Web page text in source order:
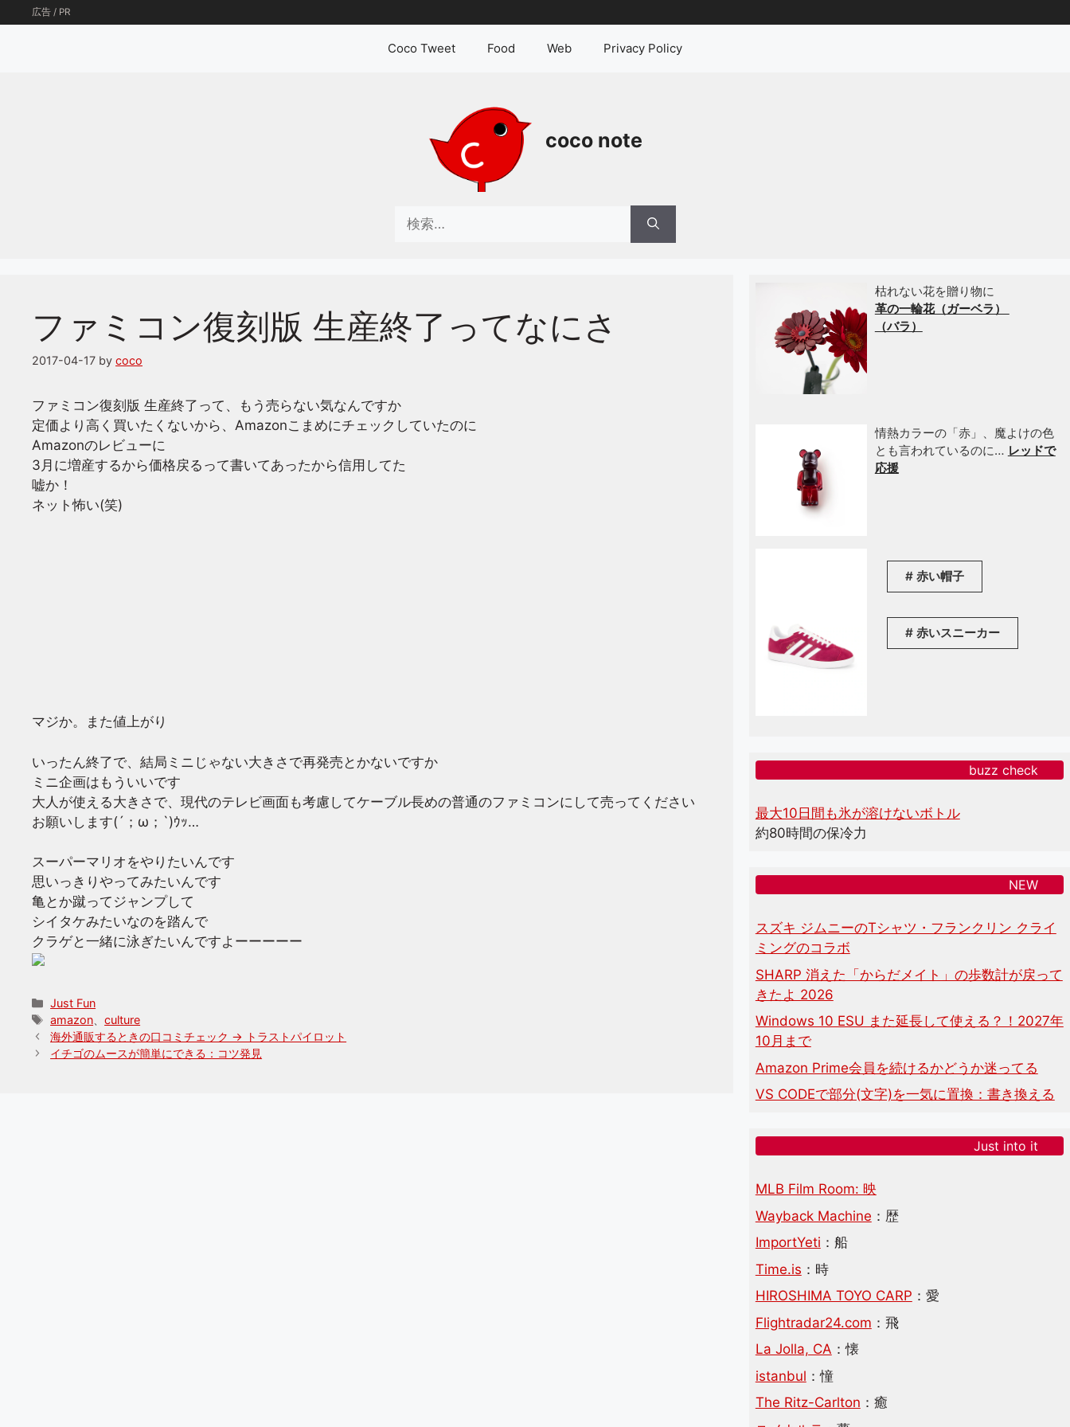
ン
広告 / PR
Coco Tweet Food Web Privacy Policy
coco note
索:
ファミコン復刻版 生産終了ってなにさ
2017-04-17 by coco
ファミコン復刻版 生産終了って、もう売らない気なんですか
定価より高く買いたくないから、Amazonこまめにチェックしていたのに
Amazonのレビューに
3月に増産するから価格戻るって書いてあったから信用してた
嘘か！
ネット怖い(笑)
マジか。また値上がり
いったん終了で、結局ミニじゃない大きさで再発売とかないですか
ミニ企画はもういいです
大人が使える大きさで、現代のテレビ画面も考慮してケーブル長めの普通のファミコンにして売ってください
お願いします(´；ω；`)ｳｯ…
スーパーマリオをやりたいんです
思いっきりやってみたいんです
亀とか蹴ってジャンプして
シイタケみたいなのを踏んで
クラゲと一緒に泳ぎたいんですよーーーーー
カ
テ
ゴ
リ
Just Fun
タ
グ
amazon 、culture
海外通販するときの口コミチェック → トラストパイロット
イチゴのムースが簡単にできる：コツ発見
枯れない花を贈り物に
革の一輪花（ガーベラ）
（バラ）
情熱カラーの「赤」、魔よけの色
とも言われているのに… レッドで
応援
赤い帽子
赤いスニーカー
buzz check
最大10日間も氷が溶けないボトル
約80時間の保冷力
NEW
スズキ ジムニーのTシャツ・フランクリン クライ
ミングのコラボ
SHARP 消えた「からだメイト」の歩数計が戻って
きたよ 2026
Windows 10 ESU また延長して使える？！2027年
10月まで
Amazon Prime会員を続けるかどうか迷ってる
VS CODEで部分(文字)を一気に置換：書き換える
Just into it
MLB Film Room: 映
Wayback Machine ：歴
ImportYeti ：船
Time.is ：時
HIROSHIMA TOYO CARP ：愛
Flightradar24.com ：飛
La Jolla, CA ：懐
istanbul ：憧
The Ritz-Carlton ：癒